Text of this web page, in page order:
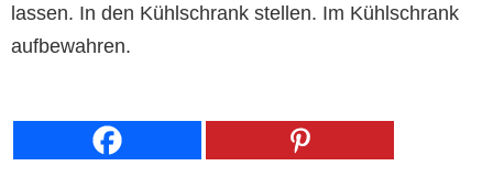
lassen. In den Kühlschrank stellen. Im Kühlschrank
aufbewahren.